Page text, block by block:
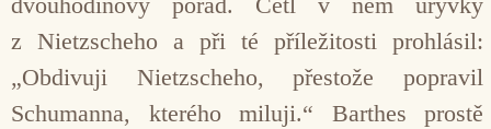
z Nietzscheho a při té příležitosti prohlásil:
„Obdivuji Nietzscheho, přestože popravil
Schumanna, kterého miluji.“ Barthes prostě